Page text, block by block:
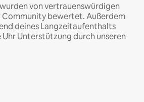
von vertrauenswürdigen
Community bewertet. Außerdem
deines Langzeitaufenthalts
Unterstützung durch unseren